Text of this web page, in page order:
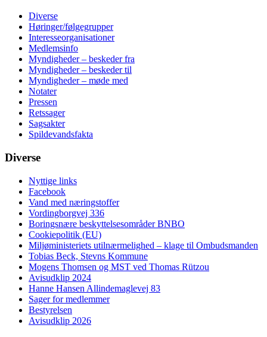
Diverse
Høringer/følgegrupper
Interesseorganisationer
Medlemsinfo
Myndigheder – beskeder fra
Myndigheder – beskeder til
Myndigheder – møde med
Notater
Pressen
Retssager
Sagsakter
Spildevandsfakta
Diverse
Nyttige links
Facebook
Vand med næringstoffer
Vordingborgvej 336
Boringsnære beskyttelsesområder BNBO
Cookiepolitik (EU)
Miljøministeriets utilnærmelighed – klage til Ombudsmanden
Tobias Beck, Stevns Kommune
Mogens Thomsen og MST ved Thomas Rützou
Avisudklip 2024
Hanne Hansen Allindemaglevej 83
Sager for medlemmer
Bestyrelsen
Avisudklip 2026